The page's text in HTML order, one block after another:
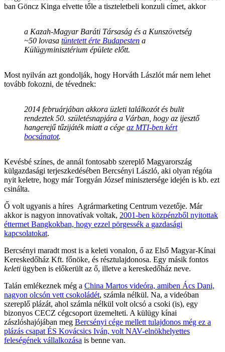
ban Göncz Kinga elvette tőle a tiszteletbeli konzuli címet, akkor
a Kazah-Magyar Baráti Társaság és a Kunszövetség
~50 lovasa tüntetett érte Budapesten a
Külügyminisztérium épülete előtt.
Most nyilván azt gondolják, hogy Horváth Lászlót már nem lehet
tovább fokozni, de tévednek:
2014 februárjában akkora üzleti találkozót és bulit
rendeztek 50. születésnapjára a Várban, hogy az ijesztő
hangerejű tűzijáték miatt a cége az MTI-ben kért
bocsánatot.
Kevésbé színes, de annál fontosabb szereplő Magyarország
külgazdasági terjeszkedésében Bercsényi László, aki olyan régóta
nyit keletre, hogy már Torgyán József minisztersége idején is kb. ezt
csinálta.
Ő volt ugyanis a híres Agrármarketing Centrum vezetője. Már
akkor is nagyon innovatívak voltak, 2001-ben közpénzből nyitottak
éttermet Bangkokban, hogy ezzel pörgessék a gazdasági
kapcsolatokat.
Bercsényi maradt most is a keleti vonalon, ő az Első Magyar-Kínai
Kereskedőház Kft. főnöke, és résztulajdonosa. Egy másik fontos
keleti ügyben is előkerült az ő, illetve a kereskedőház neve.
Talán emlékeznek még a China Martos videóra, amiben Ács Dani,
nagyon olcsón vett csokoládét, számla nélkül. Na, a videóban
szereplő plázát, ahol számla nélkül volt olcsó a csoki (is), egy
bizonyos CECZ cégcsoport üzemelteti. A külügy kínai
zászlóshajójában meg Bercsényi cége mellett tulajdonos még ez a
plázás csapat ÉS Kovácsics Iván, volt NAV-elnökhelyettes
feleségének vállalkozása is benne van.